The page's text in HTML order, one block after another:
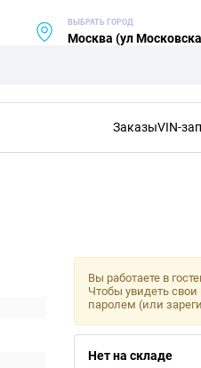
ВЫБРАТЬ ГОРОД
Москва (ул
ЗаказыVIN-
Вы работаете в
Чтобы увидеть
паролем (или
Нет на складе